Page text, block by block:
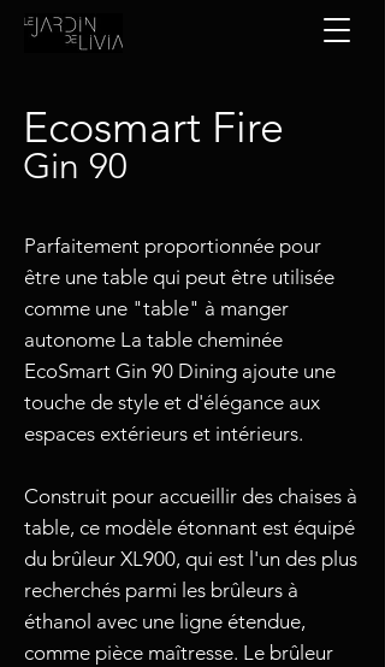
Ecosmart Fire
Gin 90
Parfaitement proportionnée pour
être une table qui peut être utilisée
comme une "table" à manger
autonome La table cheminée
EcoSmart Gin 90 Dining ajoute une
touche de style et d'élégance aux
espaces extérieurs et intérieurs.
Construit pour accueillir des chaises à
table, ce modèle étonnant est équipé
du brûleur XL900, qui est l'un des plus
recherchés parmi les brûleurs à
éthanol avec une ligne étendue,
comme pièce maîtresse. Le brûleur